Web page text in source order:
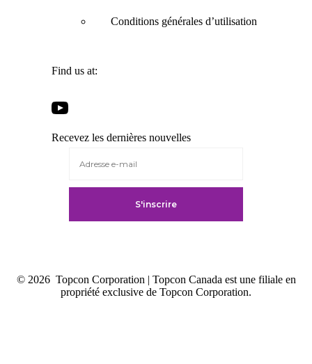
Conditions générales d’utilisation
Find us at:
Open
Facebook
a
Open
Twitter
a
Open
LinkedIn
a
Open
in
Recevez les dernières nouvelles
© 2026 Topcon Corporation | Topcon Canada est une filiale en
propriété exclusive de Topcon Corporation.